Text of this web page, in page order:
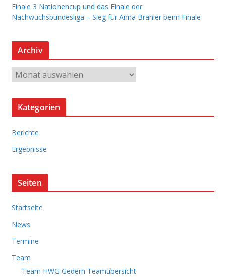
Finale 3 Nationencup und das Finale der
Nachwuchsbundesliga – Sieg für Anna Brähler beim Finale
Archiv
r
c
v
Kategorien
Berichte
Ergebnisse
Seiten
Startseite
News
Termine
Team
Team HWG Gedern Teamübersicht